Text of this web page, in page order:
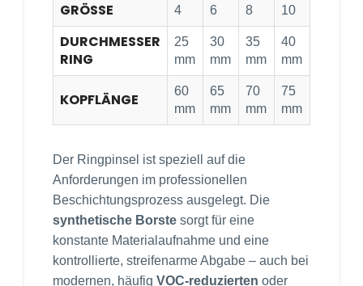
GRÖSSE
4 6 8 10
DURCHMESSER
RING
25
mm
30
mm
35
mm
40
mm
KOPFLÄNGE
60
mm
65
mm
70
mm
75
mm
Der Ringpinsel ist speziell auf die
Anforderungen im professionellen
Beschichtungsprozess ausgelegt. Die
synthetische Borste sorgt für eine
konstante Materialaufnahme und eine
kontrollierte, streifenarme Abgabe – auch bei
modernen, häufig VOC-reduzierten oder